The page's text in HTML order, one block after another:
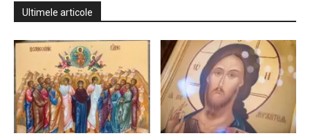
Ultimele articole